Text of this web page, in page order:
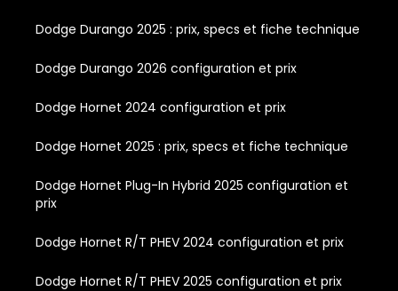
Dodge Durango 2025 : prix, specs et fiche technique
Dodge Durango 2026 configuration et prix
Dodge Hornet 2024 configuration et prix
Dodge Hornet 2025 : prix, specs et fiche technique
Dodge Hornet Plug-In Hybrid 2025 configuration et
prix
Dodge Hornet R/T PHEV 2024 configuration et prix
Dodge Hornet R/T PHEV 2025 configuration et prix